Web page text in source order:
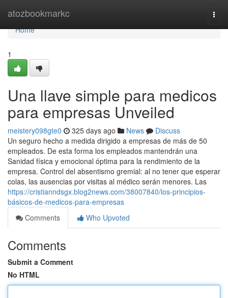
atozbookmarkc
Home
Home
1
Una llave simple para medicos
para empresas Unveiled
meistery098gte0 325 days ago News
Discuss
Un seguro hecho a medida dirigido a empresas de más de 50
empleados. De esta forma los empleados mantendrán una
Sanidad física y emocional óptima para la rendimiento de la
empresa. Control del absentismo gremial: al no tener que esperar
colas, las ausencias por visitas al médico serán menores. Las
https://cristianndsgx.blog2news.com/38007840/los-principios-
básicos-de-medicos-para-empresas
Comments
Who Upvoted
Comments
Submit a Comment
No HTML